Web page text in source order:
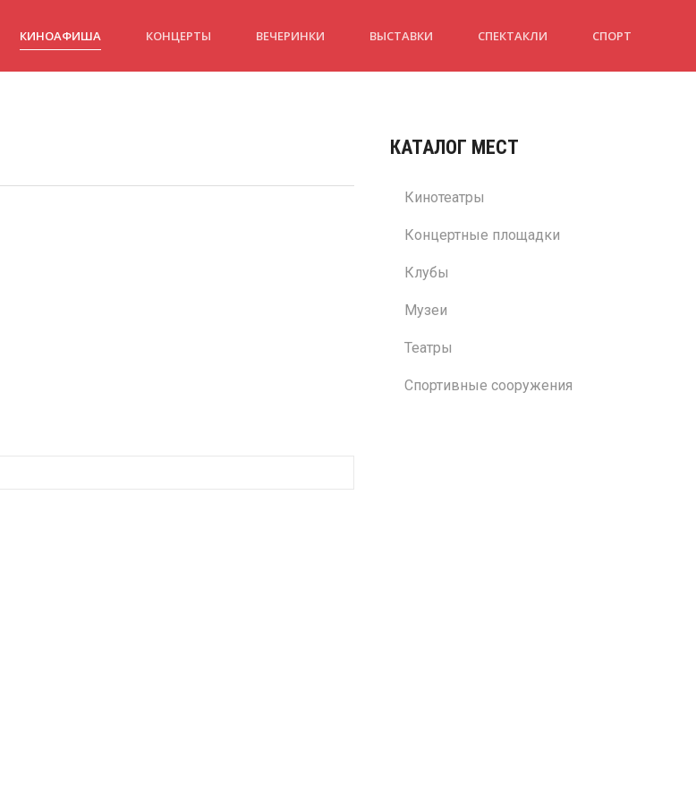
КИНОАФИША КОНЦЕРТЫ ВЕЧЕРИНКИ ВЫСТАВКИ СПЕКТАКЛИ СПОРТ
КАТАЛОГ МЕСТ
Кинотеатры
Концертные площадки
Клубы
Музеи
Театры
Спортивные сооружения